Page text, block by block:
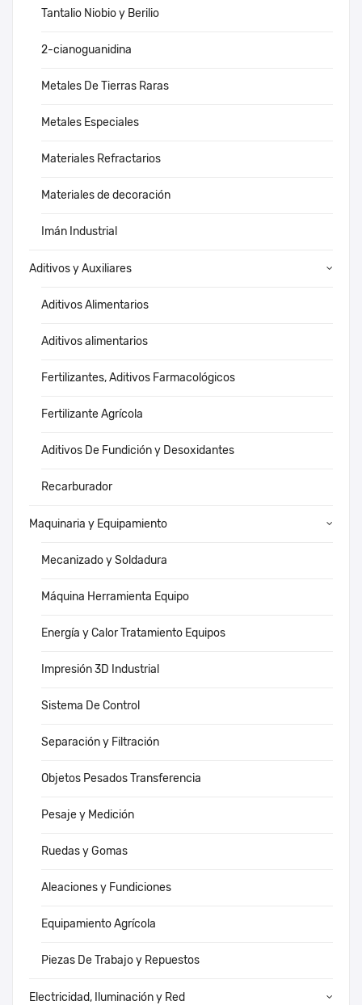
Tantalio Niobio y Berilio
2-cianoguanidina
Metales De Tierras Raras
Metales Especiales
Materiales Refractarios
Materiales de decoración
Imán Industrial
Aditivos y Auxiliares
Aditivos Alimentarios
Aditivos alimentarios
Fertilizantes, Aditivos Farmacológicos
Fertilizante Agrícola
Aditivos De Fundición y Desoxidantes
Recarburador
Maquinaria y Equipamiento
Mecanizado y Soldadura
Máquina Herramienta Equipo
Energía y Calor Tratamiento Equipos
Impresión 3D Industrial
Sistema De Control
Separación y Filtración
Objetos Pesados Transferencia
Pesaje y Medición
Ruedas y Gomas
Aleaciones y Fundiciones
Equipamiento Agrícola
Piezas De Trabajo y Repuestos
Electricidad, Iluminación y Red